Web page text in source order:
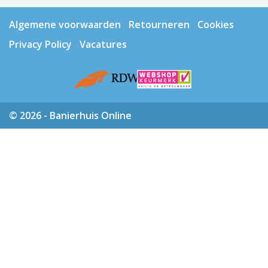
Algemene voorwaarden Retourneren
Cookies
Privacy Policy
Vacatures
© 2026 - Banierhuis Online